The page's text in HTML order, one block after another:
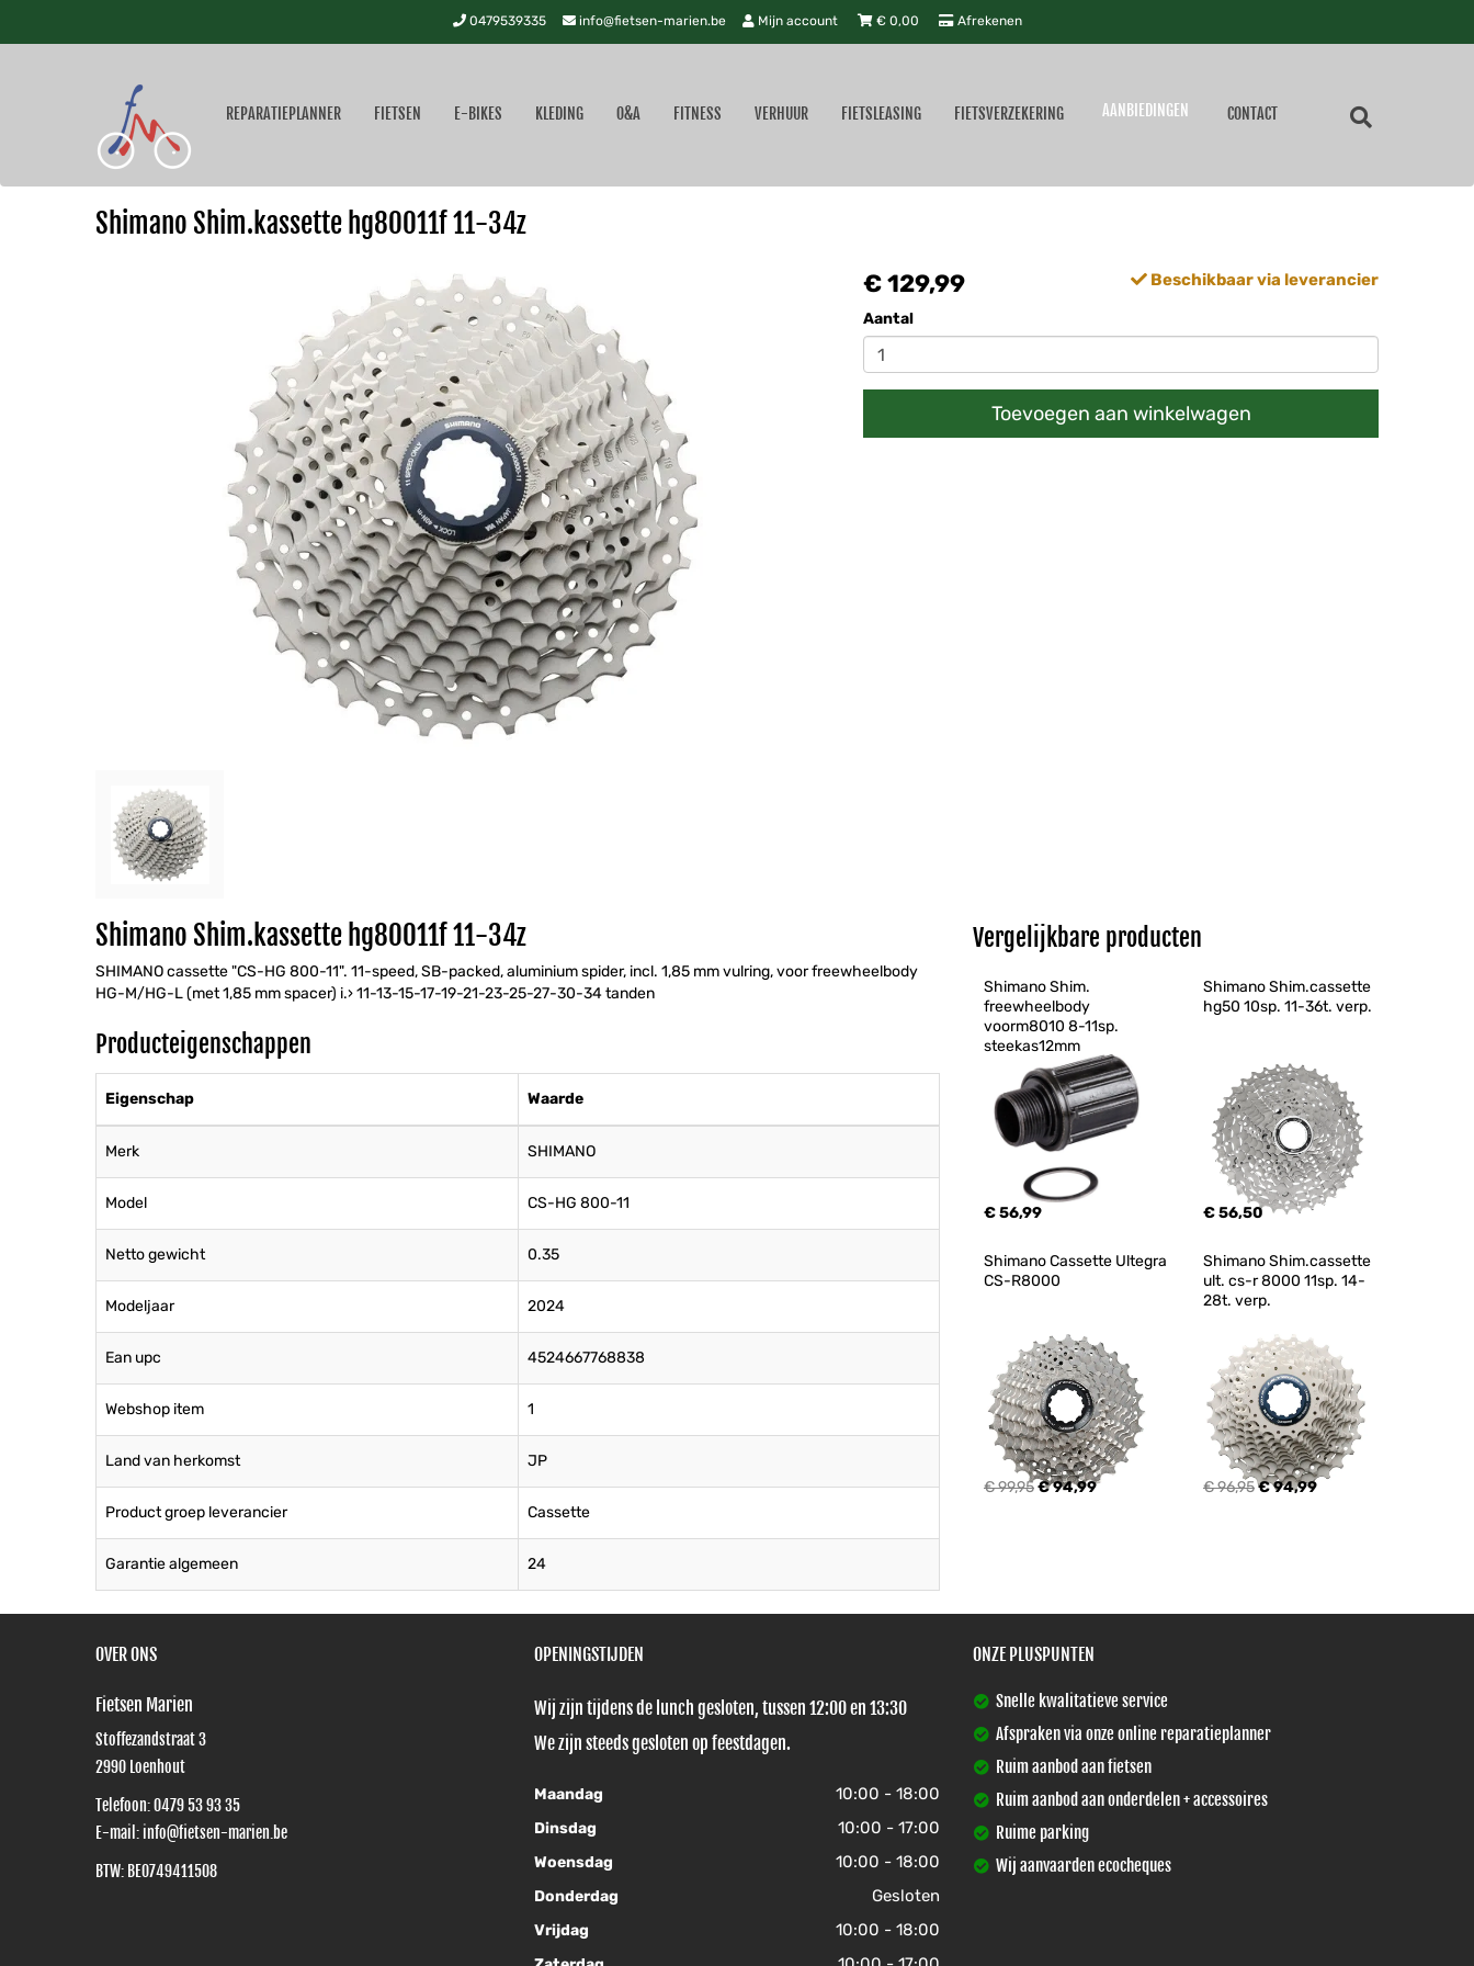
0479539335 info@fietsen-marien.be Mijn account € 0,00 Afrekenen
REPARATIEPLANNER FIETSEN E-BIKES KLEDING O&A FITNESS VERHUUR FIETSLEASING FIETSVERZEKERING AANBIEDINGEN CONTACT
Shimano Shim.kassette hg80011f 11-34z
€ 129,99 Beschikbaar via leverancier
Aantal
Toevoegen aan winkelwagen
Shimano Shim.kassette hg80011f 11-34z
SHIMANO cassette "CS-HG 800-11". 11-speed, SB-packed, aluminium spider, incl. 1,85 mm vulring, voor freewheelbody
HG-M/HG-L (met 1,85 mm spacer) i.› 11-13-15-17-19-21-23-25-27-30-34 tanden
Producteigenschappen
Eigenschap Waarde
Merk SHIMANO
Model CS-HG 800-11
Netto gewicht 0.35
Modeljaar 2024
Ean upc 4524667768838
Webshop item 1
Land van herkomst JP
Product groep leverancier Cassette
Garantie algemeen 24
Vergelijkbare producten
Shimano Shim.
freewheelbody
voorm8010 8-11sp.
steekas12mm
€ 56,99
Shimano Shim.cassette
hg50 10sp. 11-36t. verp.
€ 56,50
Shimano Cassette Ultegra
CS-R8000
€ 99,95€ 94,99
Shimano Shim.cassette
ult. cs-r 8000 11sp. 14-
28t. verp.
€ 96,95€ 94,99
OVER ONS
Fietsen Marien
Stoffezandstraat 3
2990 Loenhout
Telefoon:0479 53 93 35
E-mail: info@fietsen-marien.be
BTW: BE0749411508
OPENINGSTIJDEN
Wij zijn tijdens de lunch gesloten, tussen 12:00 en 13:30
We zijn steeds gesloten op feestdagen.
Maandag 10:00 - 18:00
Dinsdag 10:00 - 17:00
Woensdag 10:00 - 18:00
Donderdag Gesloten
Vrijdag 10:00 - 18:00
ONZE PLUSPUNTEN
Snelle kwalitatieve service
Afspraken via onze online reparatieplanner
Ruim aanbod aan fietsen
Ruim aanbod aan onderdelen + accessoires
Ruime parking
Wij aanvaarden ecocheques